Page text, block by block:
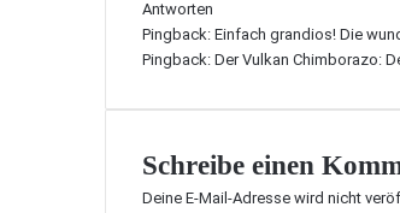
Antworten
Pingback: Einfach grandios! Die
Pingback: Der Vulkan Chimborazo:
Schreibe einen
Deine E-Mail-Adresse wird nicht